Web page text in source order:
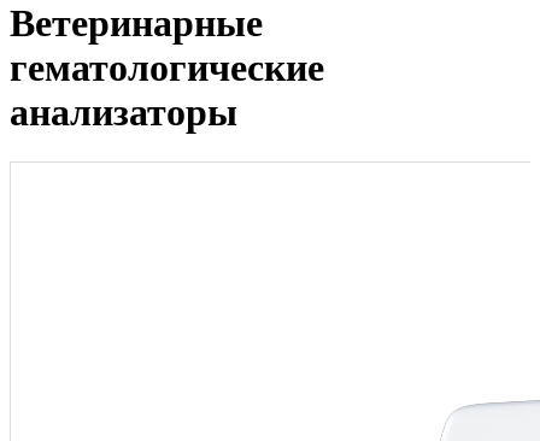
Ветеринарные
гематологические
анализаторы